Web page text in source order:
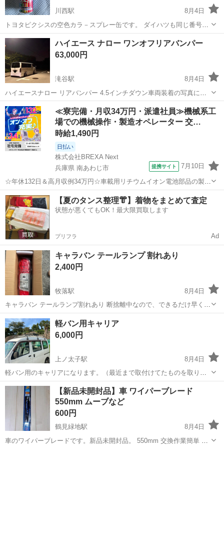
川西駅
8月4日
トヨタピクシスの空色カラ－スプレー缶です。 ダイハツも同じ番号で
す。 B－69です。 間違って2缶注文してしまい新品未使用未開封で
す。 ネットで購入送料込みで¥3000以上しました🎶 合計600円以上で
購入可能です♪
大阪 富田林市 スプレー缶
ハイエース ナロー ワンオフリアバンパー
63,000円
滝谷駅
8月4日
ハイエースナロー リアバンパー 4.5インチダウン車両装着の写真にな
ります。 取り付け部の1番低い部分で指２本ぐらいです。 カラー 070
ワンオフ品になりますのでご理解頂ける方のご購入よろしくお願いし
ます。 マフ...
大阪 河内長野市 滝谷駅 外装、車外用品
≪寮完備・月収34万円・派遣社員≫機械系工
場での機械操作・製造オペレーター 交…
時給1,490円
日払い
株式会社BREXA Next
兵庫県 南あわじ市
提携サイト 7月10日
☆年休132日＆高月収例34万円☆車載用リチウムイオン電池部品の製造
／4勤2休でオフも充実♪／家具・家電付き社宅あり＆前払いで生活支援
物資が受け取れる◎／20〜40代男女活躍中！ 車載用リチウムイオン電
池部品の製造 車載用...
兵庫 南あわじ市 その他
【夏のタンス整理👘】着物をまとめて査定
状態が悪くてもOK！最大限買取します
プリフラ Ad
キャラバン テールランプ 割れあり
2,400円
牧落駅
8月4日
キャラバン テールランプ割れあり 断捨離中なので、できるだけ早くと
りにきてくれる方を優先させていただきます。 よろしくおねがいしま
す。
大阪 箕面市 牧落駅 外装、車外用品
軽バン用キャリア
6,000円
上ノ太子駅
8月4日
軽バン用のキャリアになります。（最近まで取付けてたものを取り外
しました。） ハイゼットバンに取付けてました。 使用に伴う傷や日焼
けはありますが、まだまだ使えるので欲しい方は是非。 保管場所は南
河内郡の太子町になります。
大阪 南河内郡 上ノ太子駅 外装、車外用品 キャリア
【新品未開封品】車 ワイパーブレード
550mm ムーブなど
600円
鶴見緑地駅
8月4日
車のワイパーブレードです。新品未開封品。 550mm 交換作業簡単 ダ